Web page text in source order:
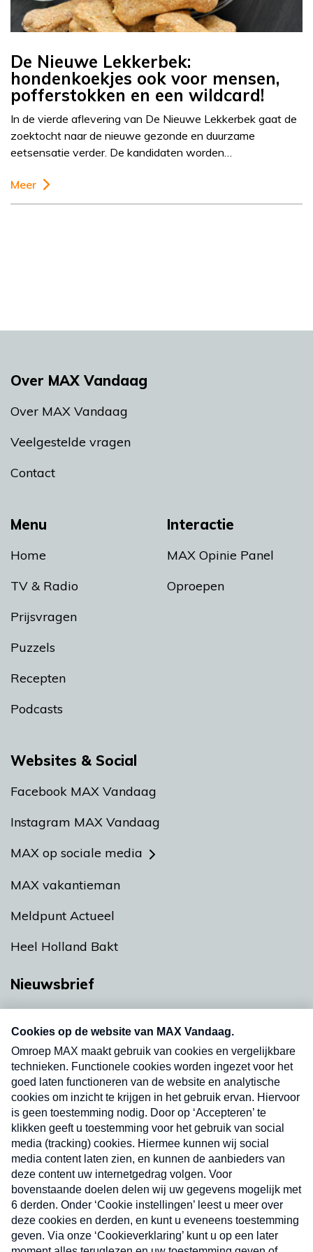
De Nieuwe Lekkerbek:
hondenkoekjes ook voor mensen,
pofferstokken en een wildcard!
In de vierde aflevering van De Nieuwe Lekkerbek gaat de
zoektocht naar de nieuwe gezonde en duurzame
eetsensatie verder. De kandidaten worden…
Meer
Menu
Home
TV & Radio
Prijsvragen
Puzzels
Recepten
Podcasts
Interactie
MAX Opinie Panel
Oproepen
Over MAX Vandaag
Over MAX Vandaag
Veelgestelde vragen
Contact
Websites & Social
Facebook MAX Vandaag
Instagram MAX Vandaag
MAX op sociale media
MAX vakantieman
Meldpunt Actueel
Heel Holland Bakt
Nieuwsbrief
Neem hier een gratis abonnement op onze
nieuwsbrief. Elke vrijdag- en dinsdagochtend in
uw mailbox.
Verzend
Nieuwsbrief
Neem hier een gratis abonnement op onze